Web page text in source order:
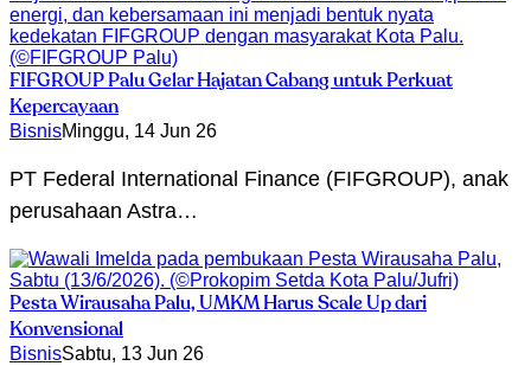
FIFGROUP Palu Gelar Hajatan Cabang untuk Perkuat
Kepercayaan
BisnisMinggu, 14 Jun 26
PT Federal International Finance (FIFGROUP), anak
perusahaan Astra…
Pesta Wirausaha Palu, UMKM Harus Scale Up dari
Konvensional
BisnisSabtu, 13 Jun 26